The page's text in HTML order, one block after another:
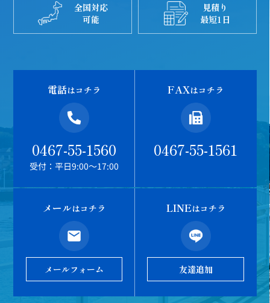
全国対応
可能
見積り
最短1日
電話はコチラ
0467-55-1560
受付：平日9:00～17:00
FAXはコチラ
0467-55-1561
メールはコチラ
メールフォーム
LINEはコチラ
友達追加